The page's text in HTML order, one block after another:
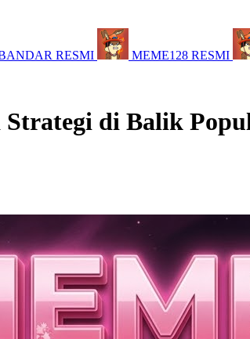
RESMI MEME128 RESMI
Strategi di Balik